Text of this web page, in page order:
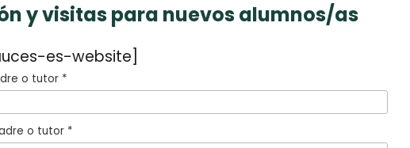
y visitas para nuevos alumnos/as
es-website]
o tutor *
o tutor *